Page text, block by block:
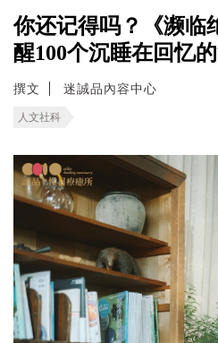
你还记得吗？《濒临
醒100个沉睡在回忆
撰文 迷誠品內容中心
人文社科